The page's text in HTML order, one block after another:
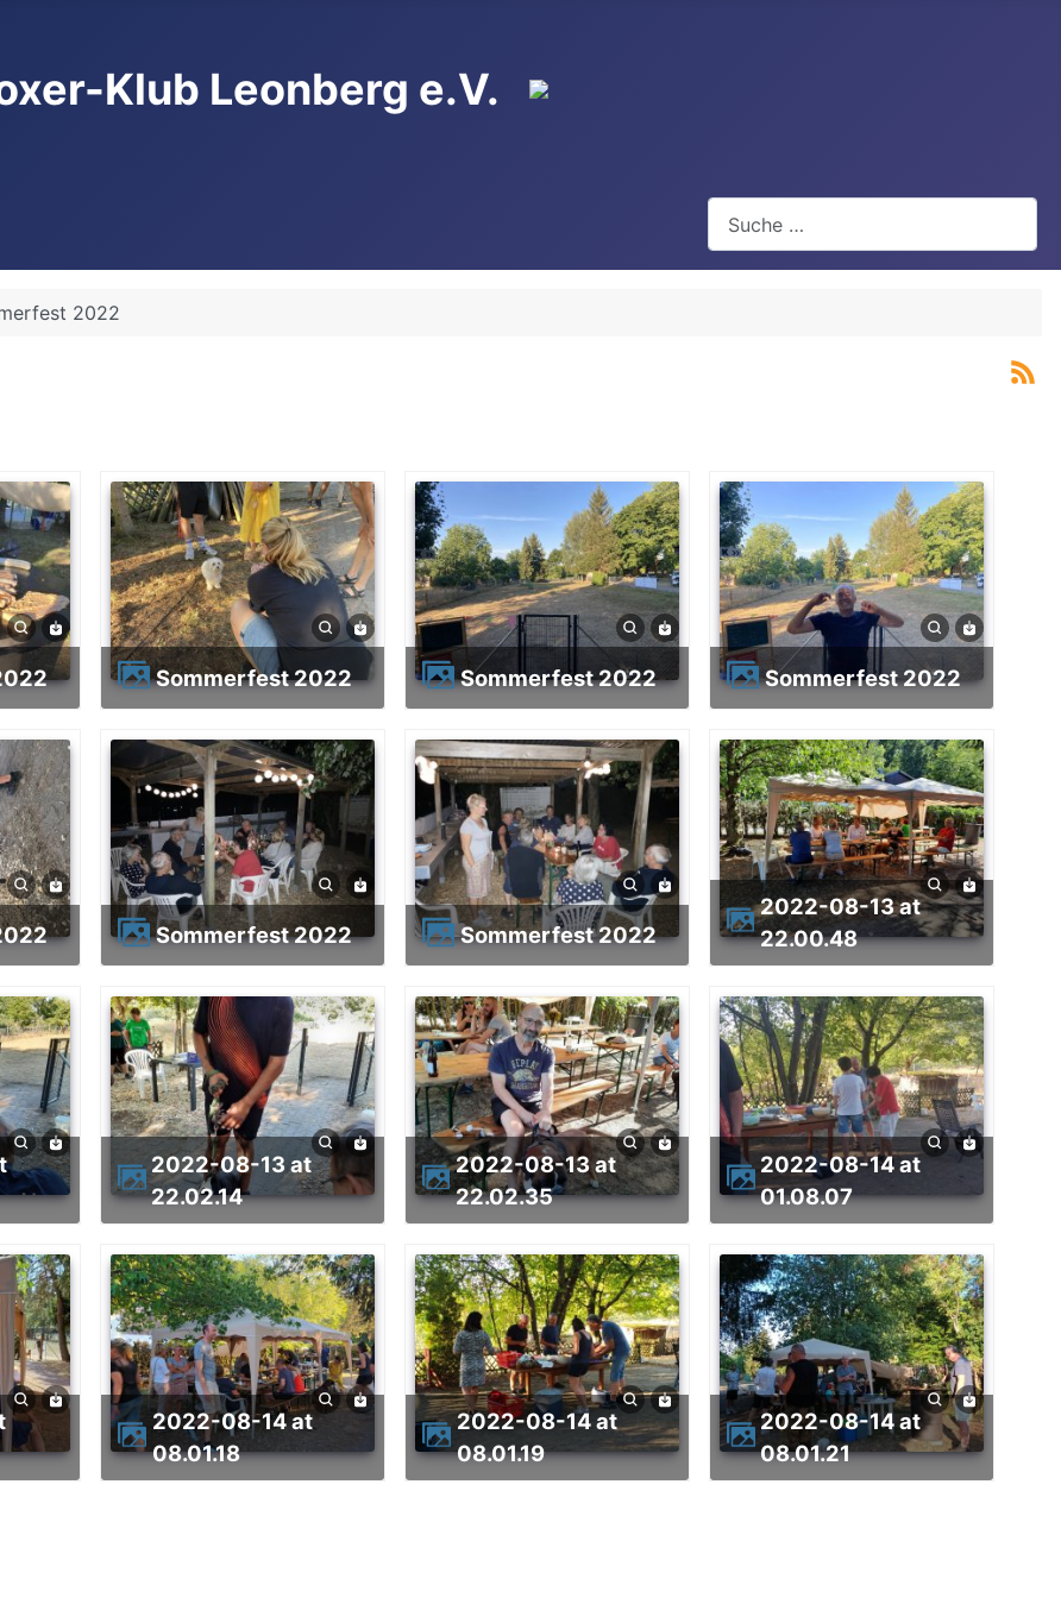
Klub Leonberg e.V.
2022
Sommerfest 2022 Sommerfest 2022 Sommerfest 2022
Sommerfest 2022 Sommerfest 2022
2022-08-13 at
22.00.48
2022-08-13 at
22.02.14
2022-08-13 at
22.02.35
2022-08-14 at
01.08.07
2022-08-14 at
08.01.18
2022-08-14 at
08.01.19
2022-08-14 at
08.01.21